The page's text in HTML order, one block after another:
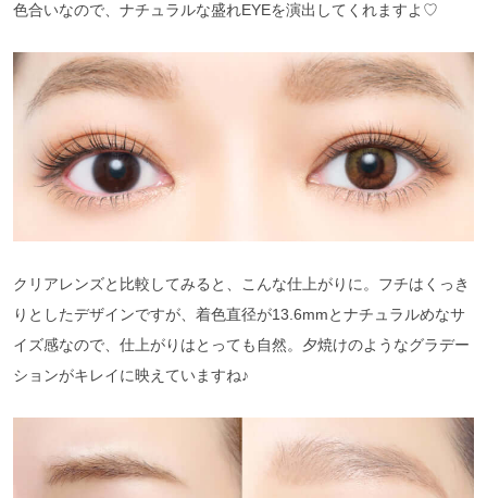
色合いなので、ナチュラルな盛れEYEを演出してくれますよ♡
クリアレンズと比較してみると、こんな仕上がりに。フチはくっき
りとしたデザインですが、着色直径が13.6mmとナチュラルめなサ
イズ感なので、仕上がりはとっても自然。夕焼けのようなグラデー
ションがキレイに映えていますね♪